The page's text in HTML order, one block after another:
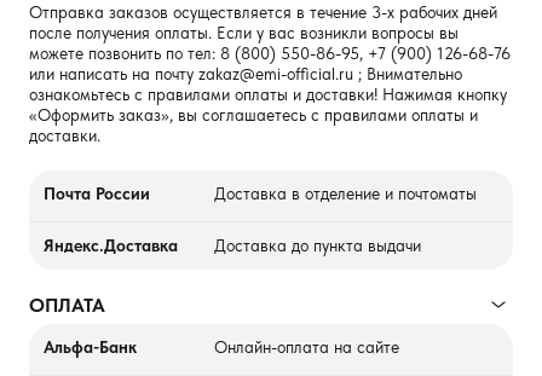
Отправка заказов осуществляется в течение 3-х рабочих дней
после получения оплаты. Если у вас возникли вопросы вы
можете позвонить по тел: 8 (800) 550-86-95, +7 (900) 126-68-76
или написать на почту zakaz@emi-official.ru ; Внимательно
ознакомьтесь с правилами оплаты и доставки! Нажимая кнопку
«Оформить заказ», вы соглашаетесь с правилами оплаты и
доставки.
Почта России Доставка в отделение и почтоматы
Яндекс.Доставка Доставка до пункта выдачи
ОПЛАТА
Альфа-Банк Онлайн-оплата на сайте